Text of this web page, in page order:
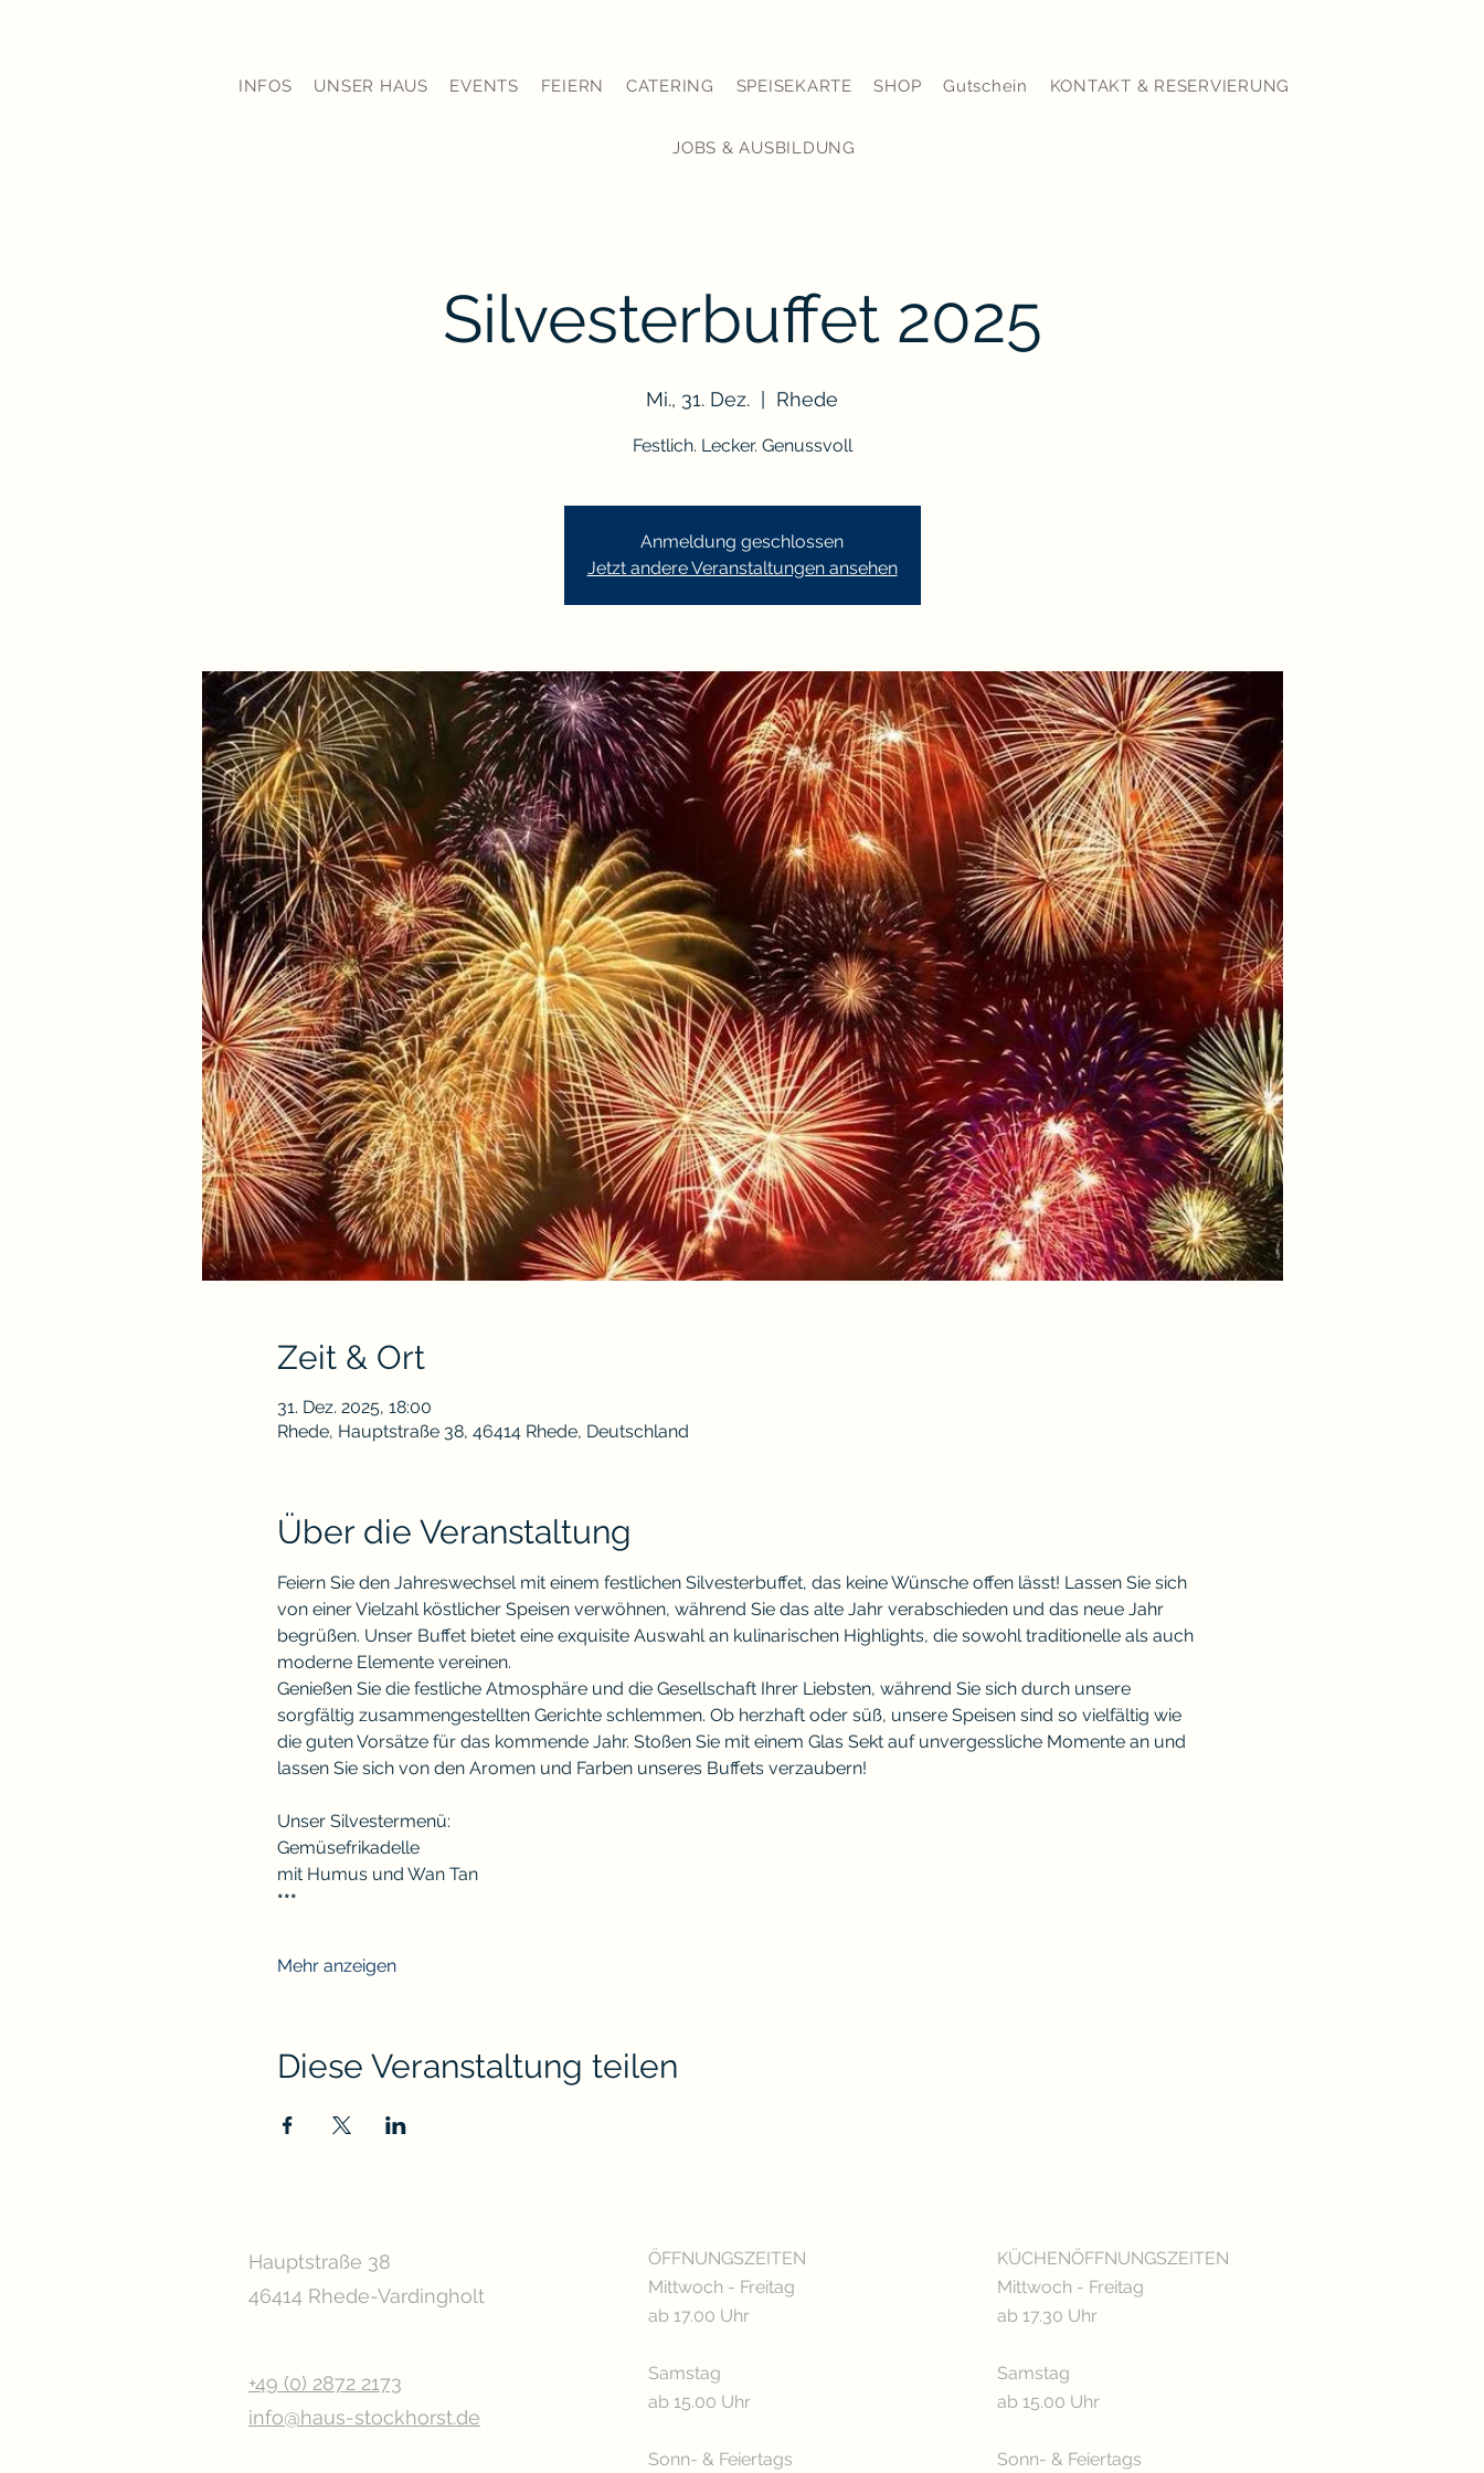
INFOS UNSER HAUS EVENTS FEIERN CATERING SPEISEKARTE SHOP Gutschein KONTAKT & RESERVIERUNG
JOBS & AUSBILDUNG
Silvesterbuffet 2025
Mi., 31. Dez. Rhede
Festlich. Lecker. Genussvoll
Anmeldung geschlossen
Jetzt andere Veranstaltungen ansehen
Zeit & Ort
31. Dez. 2025, 18:00
Rhede, Hauptstraße 38, 46414 Rhede, Deutschland
Über die Veranstaltung
Feiern Sie den Jahreswechsel mit einem festlichen Silvesterbuffet, das keine Wünsche offen lässt! Lassen Sie sich
von einer Vielzahl köstlicher Speisen verwöhnen, während Sie das alte Jahr verabschieden und das neue Jahr
begrüßen. Unser Buffet bietet eine exquisite Auswahl an kulinarischen Highlights, die sowohl traditionelle als auch
moderne Elemente vereinen.
Genießen Sie die festliche Atmosphäre und die Gesellschaft Ihrer Liebsten, während Sie sich durch unsere
sorgfältig zusammengestellten Gerichte schlemmen. Ob herzhaft oder süß, unsere Speisen sind so vielfältig wie
die guten Vorsätze für das kommende Jahr. Stoßen Sie mit einem Glas Sekt auf unvergessliche Momente an und
lassen Sie sich von den Aromen und Farben unseres Buffets verzaubern!
Unser Silvestermenü:
Gemüsefrikadelle
mit Humus und Wan Tan
***
Mehr anzeigen
Diese Veranstaltung teilen
Hauptstraße 38
46414 Rhede-Vardingholt
+49 (0) 2872 2173
info@haus-stockhorst.de
ÖFFNUNGSZEITEN
Mittwoch - Freitag
ab 17.00 Uhr
Samstag
ab 15.00 Uhr
Sonn- & Feiertags
KÜCHENÖFFNUNGSZEITEN
Mittwoch - Freitag
ab 17.30 Uhr
Samstag
ab 15.00 Uhr
Sonn- & Feiertags